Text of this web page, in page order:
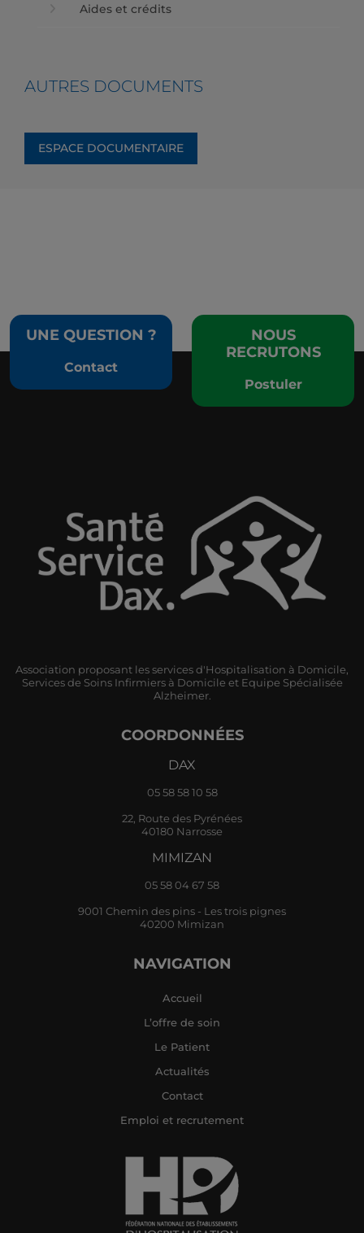
Aides et crédits
AUTRES DOCUMENTS
ESPACE DOCUMENTAIRE
UNE QUESTION ?
Contact
NOUS
RECRUTONS
Postuler
Association proposant les services d'Hospitalisation à Domicile,
Services de Soins Infirmiers à Domicile et Equipe Spécialisée
Alzheimer.
COORDONNÉES
DAX
05 58 58 10 58
22, Route des Pyrénées
40180 Narrosse
MIMIZAN
05 58 04 67 58
9001 Chemin des pins - Les trois pignes
40200 Mimizan
NAVIGATION
Accueil
L’offre de soin
Le Patient
Actualités
Contact
Emploi et recrutement